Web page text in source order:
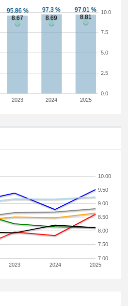
2023 2024 2025
0.0
2.5
5.0
7.5
10.0
2023 2024 2025
7.00
7.50
8.00
8.50
9.00
9.50
10.00